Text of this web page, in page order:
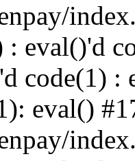
: eval()'d
code(1) :
eval()